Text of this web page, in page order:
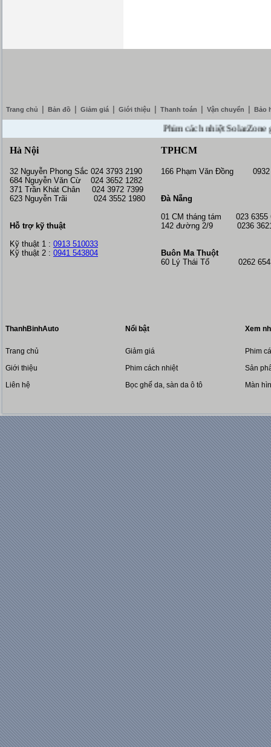
Trang chủ Bản đồ Giảm giá Giới thiệu Thanh toán Vận chuyển Bảo
Phim cách nhiệt SolarZone
Hà Nội
32 Nguyễn Phong Sắc 024 3793 2190
684 Nguyễn Văn Cừ 024 3652 1282
371 Trần Khát Chân 024 3972 7399
623 Nguyễn Trãi 024 3552 1980
Hỗ trợ kỹ thuật
Kỹ thuật 1 : 0913 510033
Kỹ thuật 2 : 0941 543804
TPHCM
166 Phạm Văn Đồng 0932
Đà Nẵng
01 CM tháng tám 023 6355
142 đường 2/9 0236
Buôn Ma Thuột
60 Lý Thái Tổ 0262
ThanhBinhAuto
Trang chủ
Giới thiệu
Liên hệ
Nổi bật
Giảm giá
Phim cách nhiệt
Bọc ghế da, sàn da ô tô
Xem
Phim
Sản
Màn